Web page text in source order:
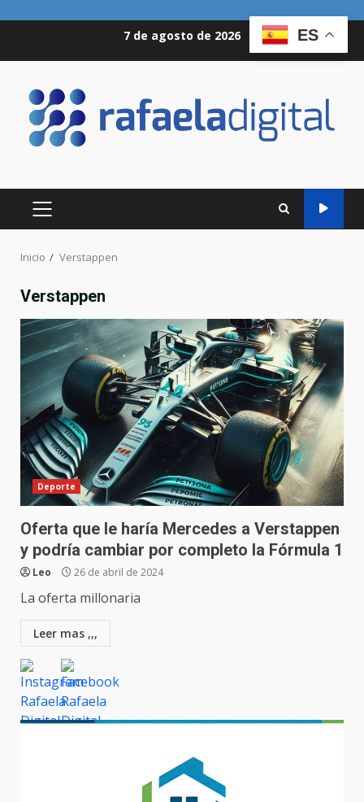
7 de agosto de 2026
MENÚ
PRINCIPAL
Inicio Verstappen
Verstappen
Deporte
Oferta que le haría Mercedes a Verstappen
y podría cambiar por completo la Fórmula 1
Leo 26 de abril de 2024
La oferta millonaria
Leer mas ,,,
ES